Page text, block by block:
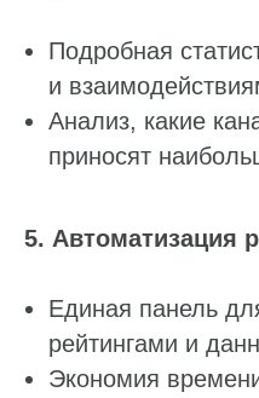
Подробная
и
Анализ, какие
приносят
5. Автоматизация
Единая панель
рейтингами и
Экономия